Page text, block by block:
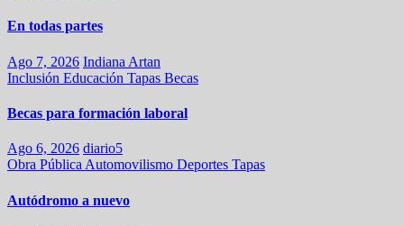
En todas partes
Ago 7, 2026 Indiana Artan
Inclusión Educación Tapas Becas
Becas para formación laboral
Ago 6, 2026 diario5
Obra Pública Automovilismo Deportes Tapas
Autódromo a nuevo